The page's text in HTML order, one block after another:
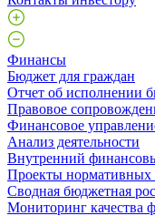
Финансы
Бюджет для граждан
Отчет об исполнении
Правовое
Финансовое
Анализ деятельности
Внутренний
Проекты нормативных
Сводная бюджетная
Мониторинг качества